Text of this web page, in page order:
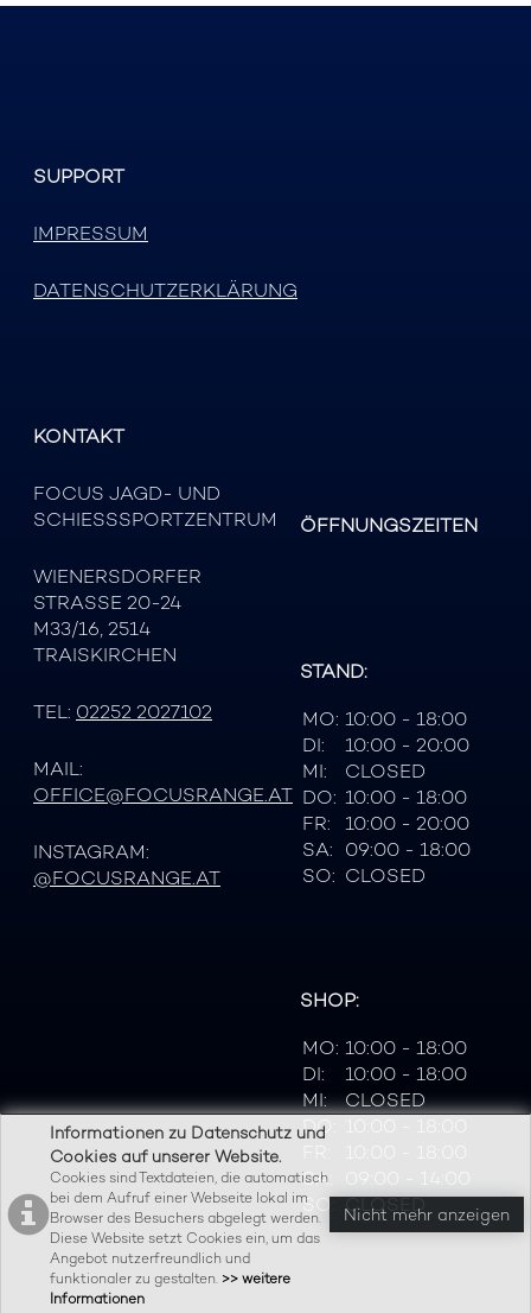
Informationen zu Datenschutz und
Cookies auf unserer Website.
Cookies sind Textdateien, die automatisch
bei dem Aufruf einer Webseite lokal im
Browser des Besuchers abgelegt werden.
Diese Website setzt Cookies ein, um das
Angebot nutzerfreundlich und
funktionaler zu gestalten. >> weitere
Informationen
Nicht mehr anzeigen
SUPPORT
IMPRESSUM
DATENSCHUTZERKLÄRUNG
KONTAKT
FOCUS JAGD- UND
SCHIESSSPORTZENTRUM
WIENERSDORFER
STRASSE 20-24
M33/16, 2514
TRAISKIRCHEN
TEL: 02252 2027102
MAIL:
OFFICE@FOCUSRANGE.AT
INSTAGRAM:
@FOCUSRANGE.AT
ÖFFNUNGSZEITEN
STAND:
MO: 10:00 - 18:00
DI:
10:00 - 20:00
MI:
CLOSED
DO: 10:00 - 18:00
FR:
10:00 - 20:00
SA: 09:00 - 18:00
SO: CLOSED
SHOP:
MO: 10:00 - 18:00
DI:
10:00 - 18:00
MI:
CLOSED
DO:
SA:
09:00 - 14:00
SO: CLOSED